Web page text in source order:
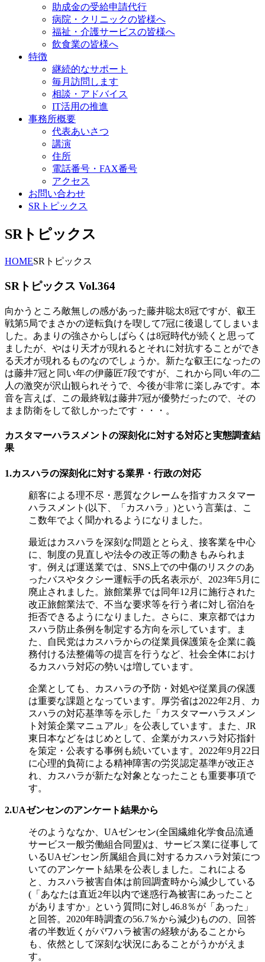
助成金の受給申請代行
病院・クリニックの皆様へ
福祉・介護サービスの皆様へ
飲食業の皆様へ
特徴
継続的なサポート
毎月訪問します
相談・アドバイス
IT活用の推進
事務所概要
代表あいさつ
講演
住所
電話番号・FAX番号
アクセス
お問い合わせ
SRトピックス
SRトピックス
HOMESRトピックス
SRトピックス Vol.364
向かうところ敵無しの感があった藤井聡太8冠ですが、叡王
戦第5局でまさかの逆転負けを喫して7冠に後退してしまいま
した。あまりの強さからしばらくは8冠時代が続くと思って
ましたが、やはり天才が現れるとそれに対抗することができ
る天才が現れるものなのでしょうか。新たな叡王になったの
は藤井7冠と同い年の伊藤匠7段ですが、これから同い年の二
人の激突が沢山観られそうで、今後が非常に楽しみです。本
音を言えば、この最終戦は藤井7冠が優勢だったので、その
まま防衛をして欲しかったです・・・。
カスタマーハラスメントの深刻化に対する対応と実態調査結
果
1.カスハラの深刻化に対する業界・行政の対応
顧客による理不尽・悪質なクレームを指すカスタマー
ハラスメント(以下、「カスハラ」)という言葉は、こ
こ数年でよく聞かれるようになりました。
最近はカスハラを深刻な問題ととらえ、接客業を中心
に、制度の見直しや法令の改正等の動きもみられま
す。例えば運送業では、SNS上での中傷のリスクのあ
ったバスやタクシー運転手の氏名表示が、2023年5月に
廃止されました。旅館業界では同年12月に施行された
改正旅館業法で、不当な要求等を行う者に対し宿泊を
拒否できるようになりました。さらに、東京都ではカ
スハラ防止条例を制定する方向を示しています。ま
た、自民党はカスハラからの従業員保護策を企業に義
務付ける法整備等の提言を行うなど、社会全体におけ
るカスハラ対応の勢いは増しています。
企業としても、カスハラの予防・対処や従業員の保護
は重要な課題となっています。厚労省は2022年2月、カ
スハラの対応基準等を示した「カスタマーハラスメン
ト対策企業マニュアル」を公表しています。また、JR
東日本などをはじめとして、企業がカスハラ対応指針
を策定・公表する事例も続いています。2022年9月22日
に心理的負荷による精神障害の労災認定基準が改正さ
れ、カスハラが新たな対象となったことも重要事項で
す。
2.UAゼンセンのアンケート結果から
そのようななか、 UAゼンセン(全国繊維化学食品流通
サービス一般労働組合同盟)は、サービス業に従事して
いるUAゼンセン所属組合員に対するカスハラ対策につ
いてのアンケート結果を公表しました。これによる
と、カスハラ被害自体は前回調査時から減少している
(「あなたは直近2年以内で迷惑行為被害にあったこと
がありますか」という質問に対し46.8％が「あった」
と回答。2020年時調査の56.7％から減少)ものの、回答
者の半数近くがパワハラ被害の経験があることから
も、依然として深刻な状況にあることがうかがえま
す。